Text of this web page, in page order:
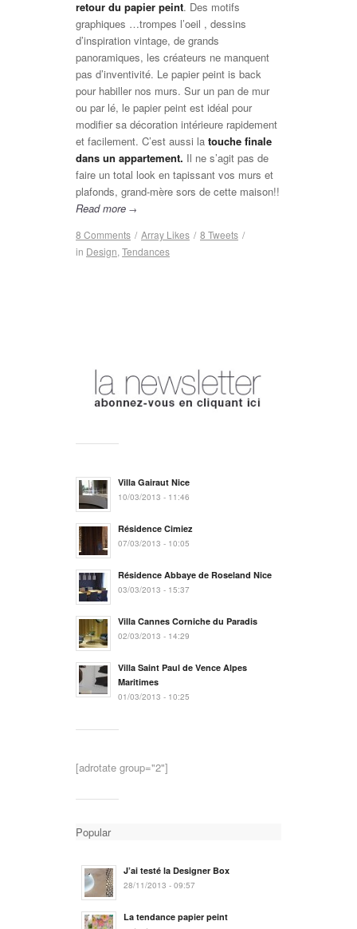
retour du papier peint. Des motifs
graphiques …trompes l’oeil , dessins
d’inspiration vintage, de grands
panoramiques, les créateurs ne manquent
pas d’inventivité. Le papier peint is back
pour habiller nos murs. Sur un pan de mur
ou par lé, le papier peint est idéal pour
modifier sa décoration intérieure rapidement
et facilement. C’est aussi la touche finale
dans un appartement. Il ne s’agit pas de
faire un total look en tapissant vos murs et
plafonds, grand-mère sors de cette maison!!
Read more →
8 Comments / Array Likes / 8 Tweets /
in Design, Tendances
Villa Gairaut Nice
10/03/2013 - 11:46
Résidence Cimiez
07/03/2013 - 10:05
Résidence Abbaye de Roseland Nice
03/03/2013 - 15:37
Villa Cannes Corniche du Paradis
02/03/2013 - 14:29
Villa Saint Paul de Vence Alpes
Maritimes
01/03/2013 - 10:25
[adrotate group="2"]
Popular
J’ai testé la Designer Box
28/11/2013 - 09:57
La tendance papier peint